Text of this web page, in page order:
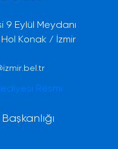
9 Eylül Meydanı
Konak / İzmir